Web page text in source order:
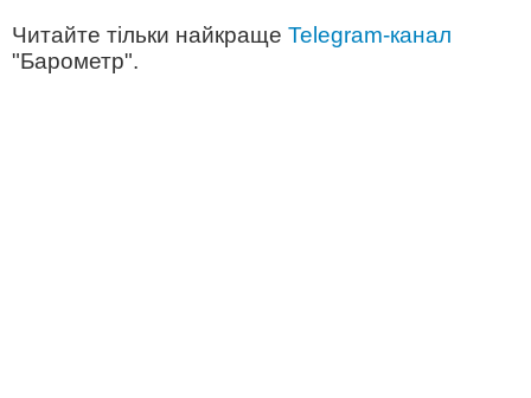
Читайте тільки найкраще Telegram-канал
"Барометр".